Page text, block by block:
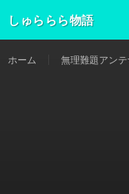
しゅららら物語
ホーム 無理難題アンテ